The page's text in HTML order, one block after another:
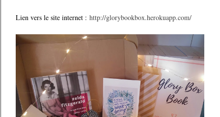
Lien vers le site internet : http://glorybookbox.herokuapp.com/